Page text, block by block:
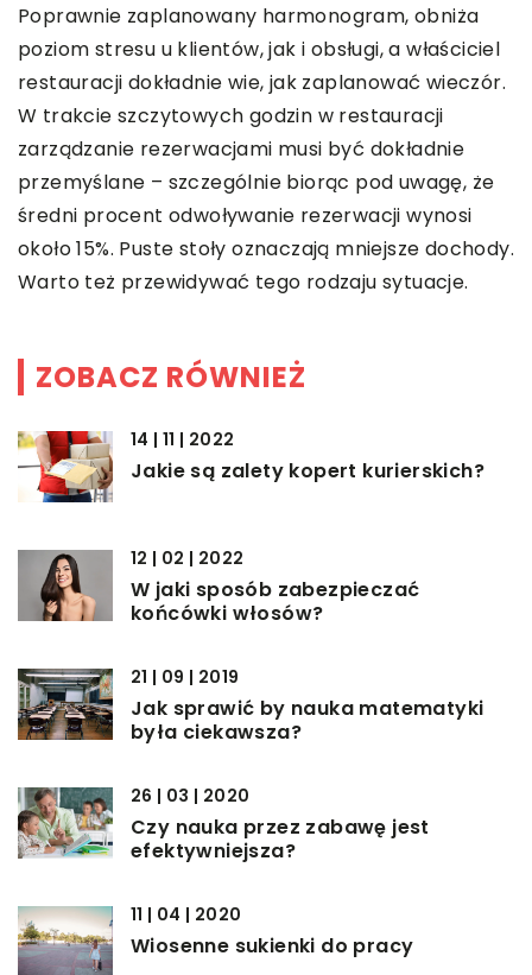
Poprawnie zaplanowany harmonogram, obniża
poziom stresu u klientów, jak i obsługi, a właściciel
restauracji dokładnie wie, jak zaplanować wieczór.
W trakcie szczytowych godzin w restauracji
zarządzanie rezerwacjami musi być dokładnie
przemyślane – szczególnie biorąc pod uwagę, że
średni procent odwoływanie rezerwacji wynosi
około 15%. Puste stoły oznaczają mniejsze dochody.
Warto też przewidywać tego rodzaju sytuacje.
ZOBACZ RÓWNIEŻ
14 | 11 | 2022
Jakie są zalety kopert kurierskich?
12 | 02 | 2022
W jaki sposób zabezpieczać
końcówki włosów?
21 | 09 | 2019
Jak sprawić by nauka matematyki
była ciekawsza?
26 | 03 | 2020
Czy nauka przez zabawę jest
efektywniejsza?
11 | 04 | 2020
Wiosenne sukienki do pracy